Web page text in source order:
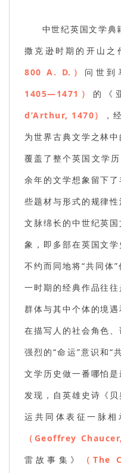
中世纪英国文学典
撒克逊时期的开山之
800 A. D.） 问世到
1405—1471） 的《
d’Arthur, 1470）
，
为世界古典文学之林
覆盖了整个英国文学
余年的文学想象留下
些题材与形式的规律
文脉绵长的中世纪英
象，即多部在英国文
不约而同地将“共同体
一时期的经典作品往
群体与其中个体的境
在描写人的社会角色
强烈的“命运”意识和“
文学历史做一番哪怕
发现，自英雄史诗《
运共同体表征一脉
（Geoffrey
雷故事集》
（The